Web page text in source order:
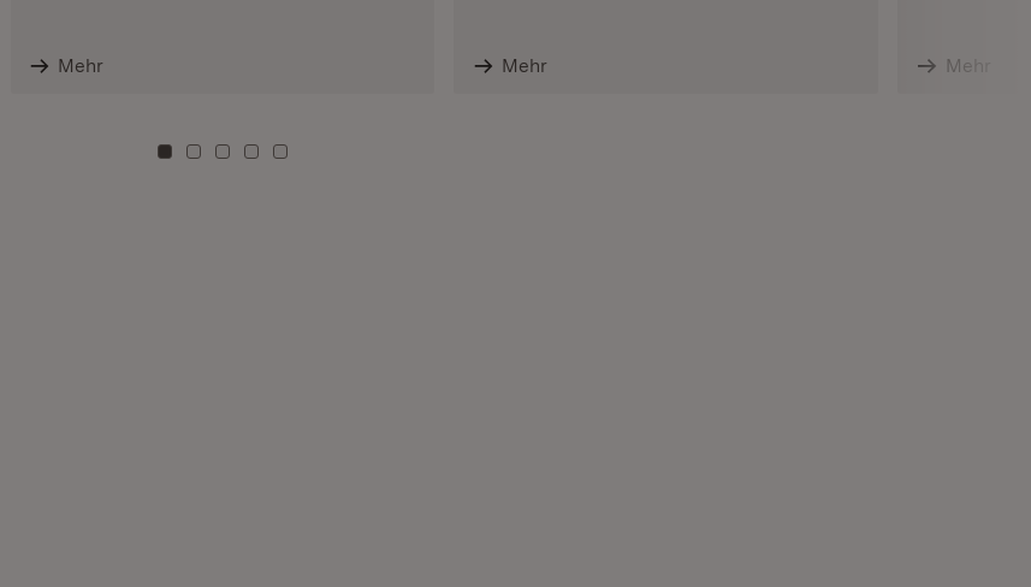
Mehr Mehr Mehr
Zu Kachel: 0
Zu Kachel: 3
Zu Kachel: 6
Zu Kachel: 9
Zu Kachel: 12